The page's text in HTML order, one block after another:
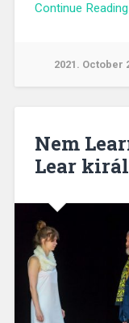
Continue
2021. October
Nem
Lear